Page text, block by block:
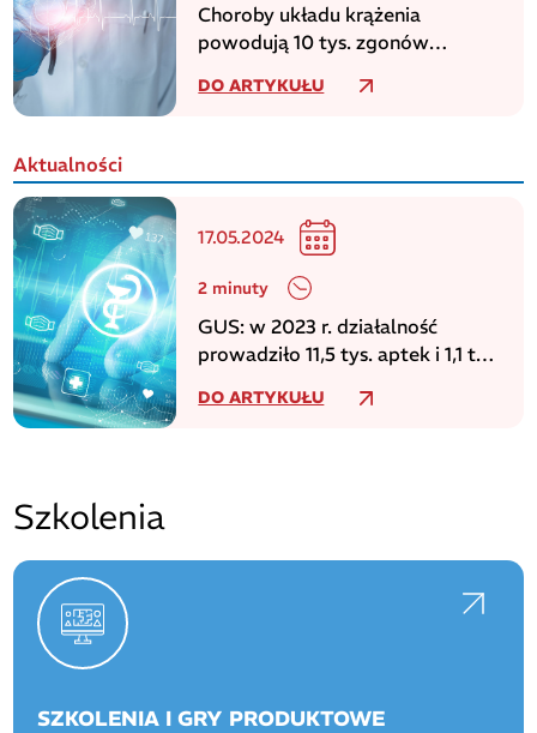
Choroby układu krążenia
powodują 10 tys. zgonów
WHO
DO ARTYKUŁU
Aktualności
17.05.2024
2 minuty
GUS: w 2023 r. działalność
prowadziło 11,5 tys. aptek i 1,1 tys.
DO ARTYKUŁU
Szkolenia
SZKOLENIA I GRY PRODUKTOWE